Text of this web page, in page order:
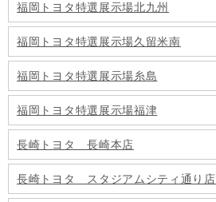
福岡トヨタ特選展示場北九州
福岡トヨタ特選展示場久留米南
福岡トヨタ特選展示場糸島
福岡トヨタ特選展示場福津
長崎トヨタ 長崎本店
長崎トヨタ スタジアムシティ通り店